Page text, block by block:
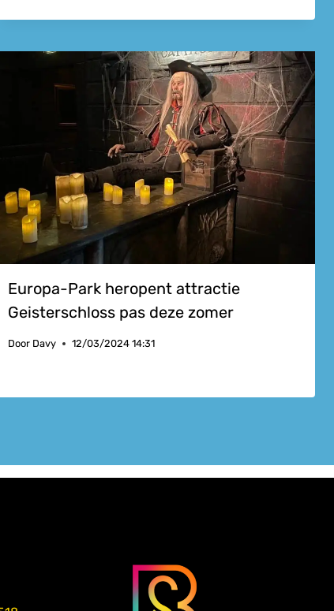
Europa-Park heropent attractie
Geisterschloss pas deze zomer
Door Davy 12/03/2024 14:31